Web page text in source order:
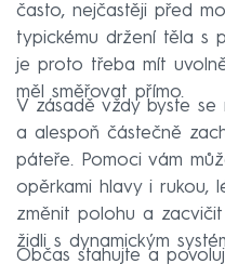
často, nejčastěji před
typickému držení těla s
je proto třeba mít
měl směřovat přímo.
V zásadě vždy byste se
a alespoň částečně
páteře. Pomoci vám
opěrkami hlavy i rukou,
změnit polohu a
židli s dynamickým
Občas stahujte a